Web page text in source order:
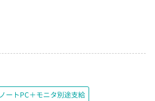
ノートPC＋モニタ別途支給